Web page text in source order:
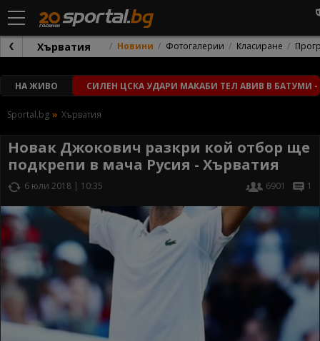
Хърватия Новини Фотогалерии Класиране
НА ЖИВО СИЛЕН ЦСКА УДАРИ МАКАБИ ТЕЛ АВИВ В БАТУМИ
Sportal.bg Хърватия
Новак Джокович разкри кой отбор ще
подкрепи в мача Русия - Хърватия
6 юли 2018 | 10:35 6901 1